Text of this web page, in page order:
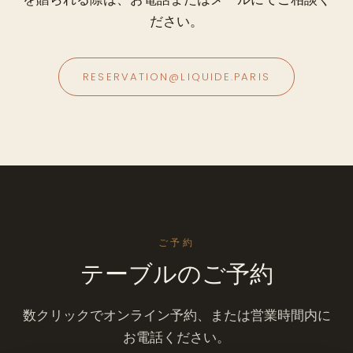
ださい。
RESERVATION@LIQUIDE.PARIS
ご予約
テーブルのご予約
数クリックでオンライン予約、または営業時間内に
お電話ください。